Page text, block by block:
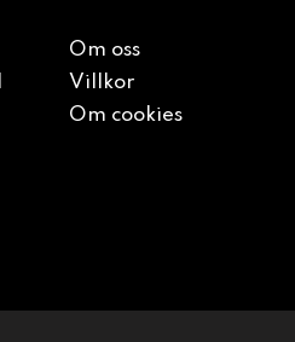
Om oss
Villkor
Om cookies